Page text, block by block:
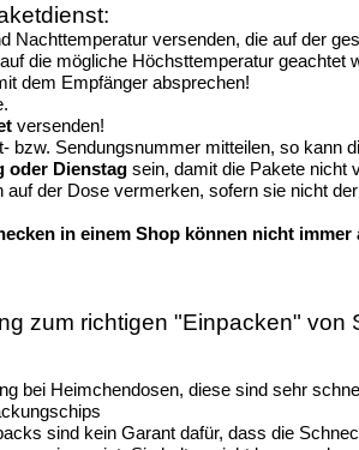
Nachttemperatur versenden, die auf der
die mögliche Höchsttemperatur geachtet
dem Empfänger absprechen!
versenden!
bzw. Sendungsnummer mitteilen, so kann
oder Dienstag sein, damit die Pakete nicht
auf der Dose vermerken, sofern sie nicht
in einem Shop können nicht
zum richtigen "Einpacken" von
bei Heimchendosen, diese sind sehr
sind kein Garant dafür, dass die